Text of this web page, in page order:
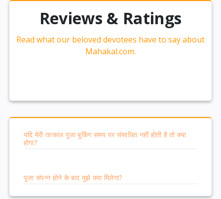
और भी स्मरणीय बनाने के लिए, हम आपको एक प्रमाण पत्र प्रदान
करेंगे जो आपके इस विशेष अनुभव को चिह्नित करेगा।
: अनुष्ठान का प्रसाद 7-8 दिनों के भीतर आपके घर
Reviews & Ratings
Read what our beloved devotees have to say about
Mahakal.com.
यदि मेरी तत्काल पूजा बुकिंग समय पर संसाधित नहीं होती है तो क्या
होगा?
पूजा संपन्न होने के बाद मुझे क्या मिलेगा?